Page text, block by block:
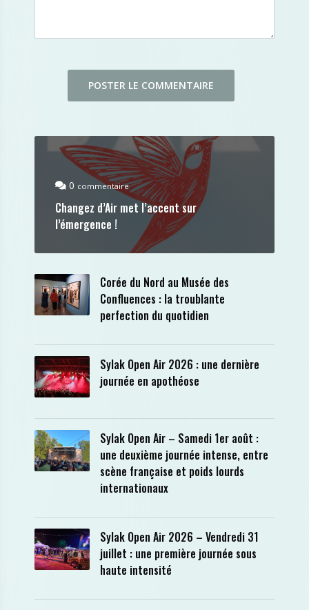
0 commentaire
Changez d’Air met l’accent sur
l’émergence !
Corée du Nord au Musée des
Confluences : la troublante
perfection du quotidien
Sylak Open Air 2026 : une dernière
journée en apothéose
Sylak Open Air – Samedi 1er août :
une deuxième journée intense, entre
scène française et poids lourds
internationaux
Sylak Open Air 2026 – Vendredi 31
juillet : une première journée sous
haute intensité